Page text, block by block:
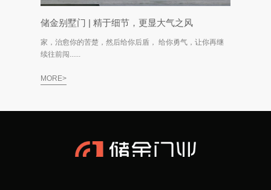
储金别墅门 | 精于细节，更显大气之风
家，治愈你的苦楚，然后给你后盾， 给你勇气，让你再继
续往前闯......
MORE>